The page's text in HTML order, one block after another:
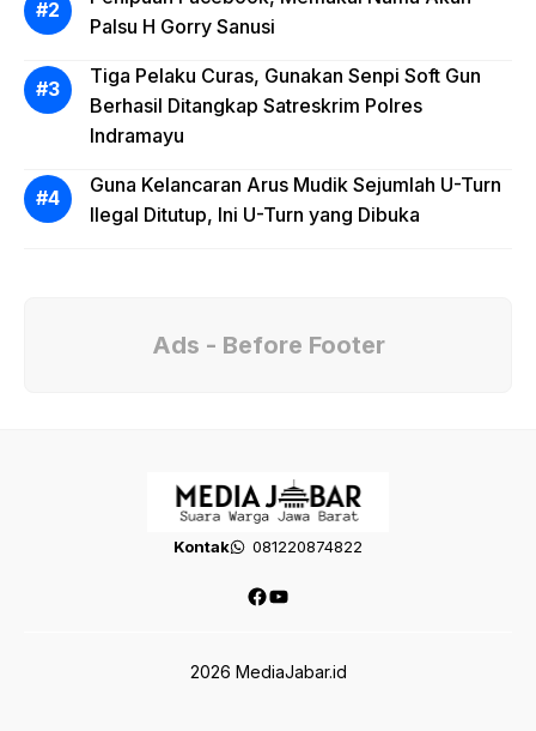
Palsu H Gorry Sanusi
Tiga Pelaku Curas, Gunakan Senpi Soft Gun
Berhasil Ditangkap Satreskrim Polres
Indramayu
Guna Kelancaran Arus Mudik Sejumlah U-Turn
Ilegal Ditutup, Ini U-Turn yang Dibuka
Ads - Before Footer
Kontak 081220874822
Facebook
YouTube
2026 MediaJabar.id